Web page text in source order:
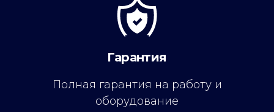
Гарантия
Полная гарантия на работу и
оборудование